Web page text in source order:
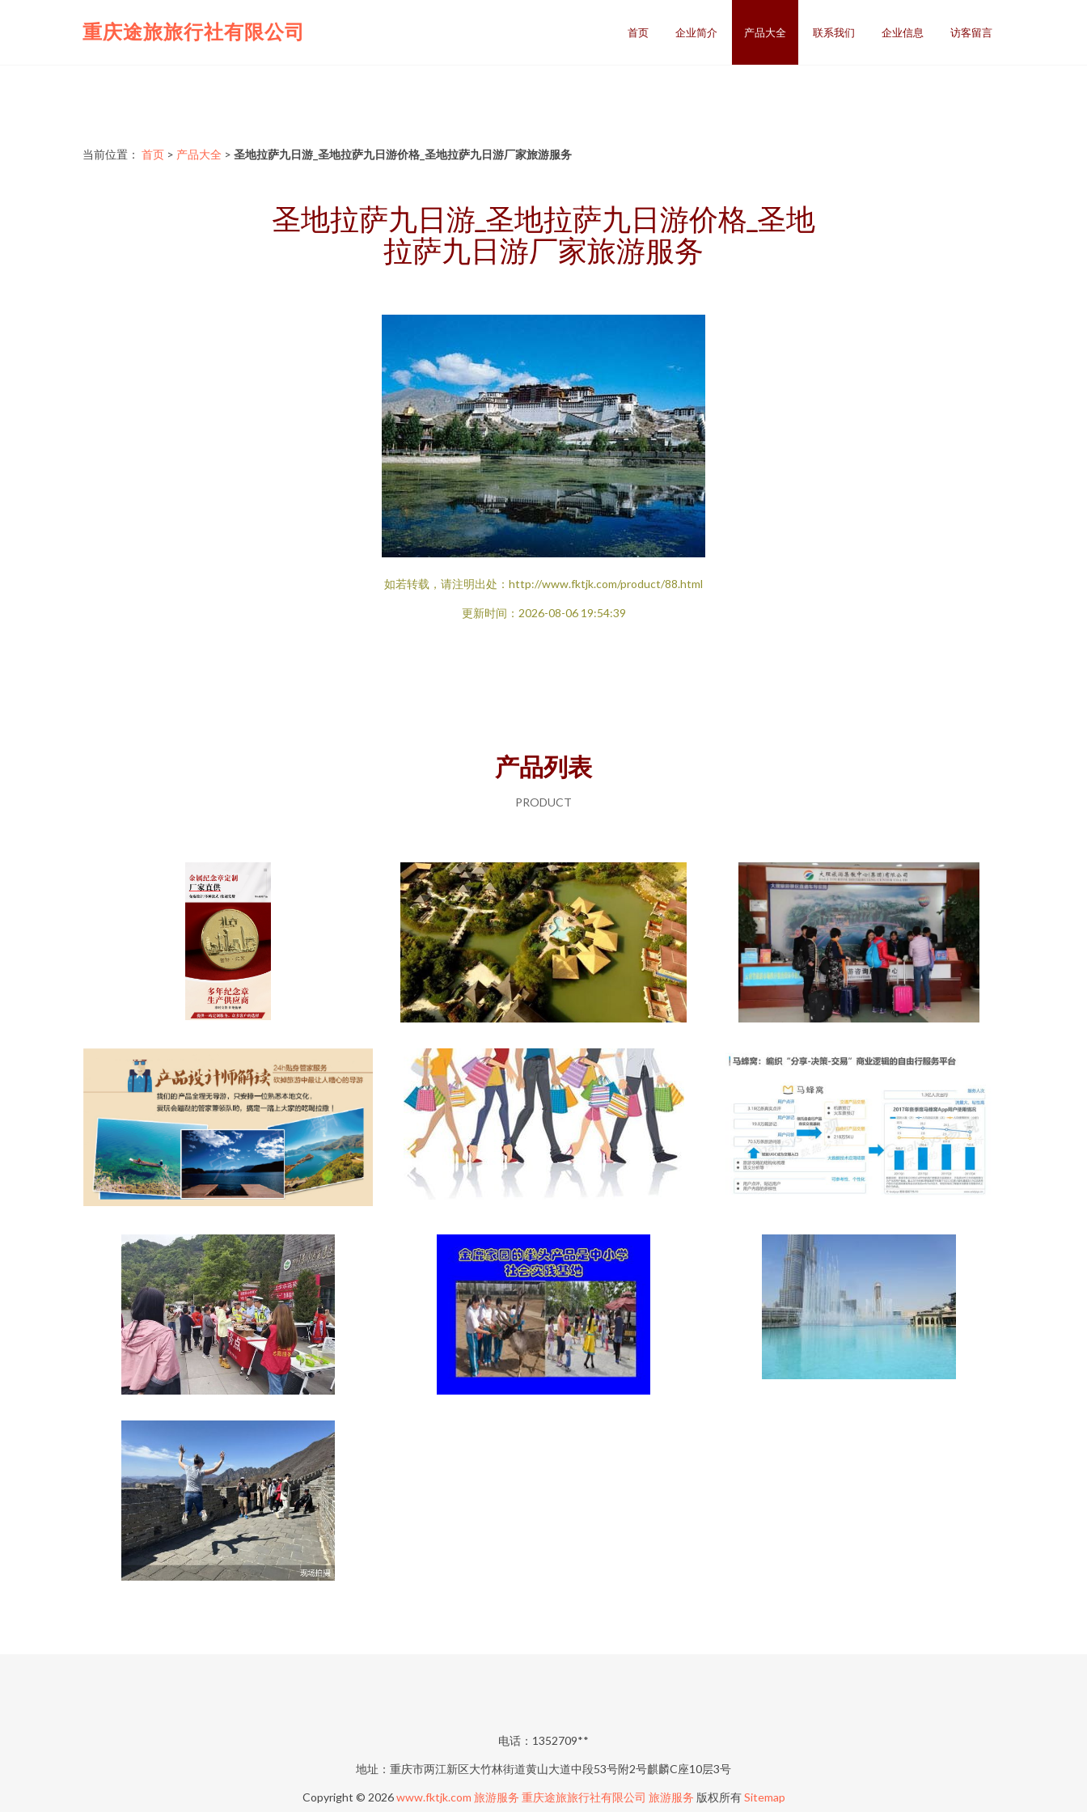
重庆途旅旅行社有限公司 首页 企业简介 产品大全 联系我们 企业信息 访客留言
当前位置： 首页 > 产品大全 > 圣地拉萨九日游_圣地拉萨九日游价格_圣地拉萨九日游厂家旅游服务
圣地拉萨九日游_圣地拉萨九日游价格_圣地
拉萨九日游厂家旅游服务
如若转载，请注明出处：http://www.fktjk.com/product/88.html
更新时间：2026-08-06 19:54:39
产品列表
PRODUCT
电话：1352709**
地址：重庆市两江新区大竹林街道黄山大道中段53号附2号麒麟C座10层3号
Copyright © 2026www.fktjk.com 旅游服务 重庆途旅旅行社有限公司 旅游服务 版权所有Sitemap